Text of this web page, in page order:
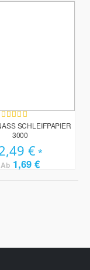
Bewertung:
100%SCHLEIFPAPIER
3000
€
Ab 1,69 €